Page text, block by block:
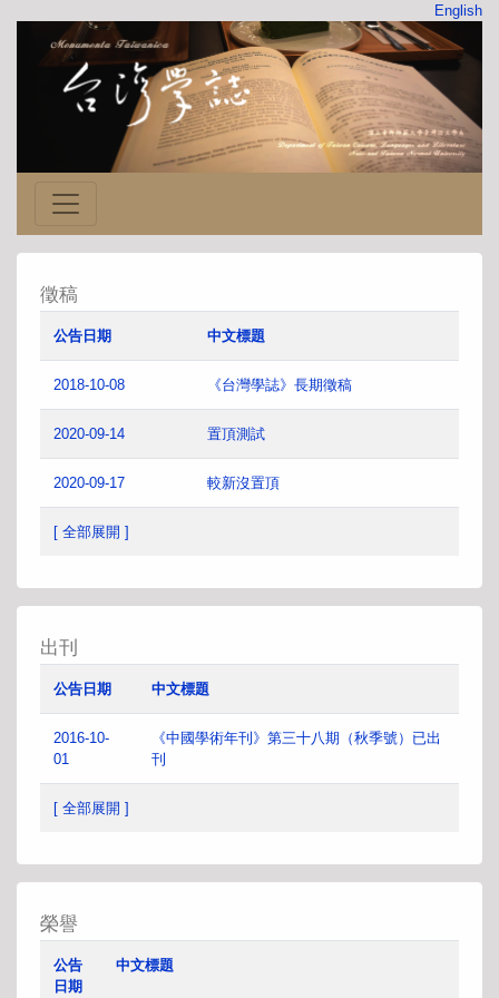
English
徵稿
公告日期 中文標題
2018-10-08 《台灣學誌》長期徵稿
2020-09-14 置頂測試
2020-09-17 較新沒置頂
[ 全部展開 ]
出刊
公告日期 中文標題
2016-10-
01
《中國學術年刊》第三十八期（秋季號）已出
刊
[ 全部展開 ]
榮譽
公告
日期
中文標題